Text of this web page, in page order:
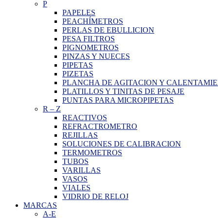
P
PAPELES
PEACHÍMETROS
PERLAS DE EBULLICION
PESA FILTROS
PIGNOMETROS
PINZAS Y NUECES
PIPETAS
PIZETAS
PLANCHA DE AGITACION Y
PLATILLOS Y TINITAS DE PESAJE
PUNTAS PARA MICROPIPETAS
R – Z
REACTIVOS
REFRACTROMETRO
REJILLAS
SOLUCIONES DE CALIBRACION
TERMOMETROS
TUBOS
VARILLAS
VASOS
VIALES
VIDRIO DE RELOJ
MARCAS
A-E